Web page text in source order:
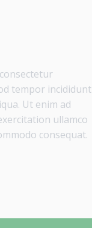
tempor incididunt
Ut enim ad
ullamco
consequat.